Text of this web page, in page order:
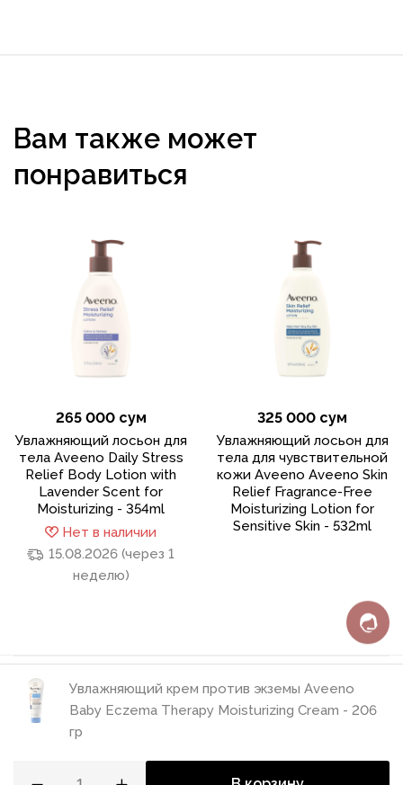
Вам также может
понравиться
265 000 сум
Увлажняющий лосьон для
тела Aveeno Daily Stress
Relief Body Lotion with
Lavender Scent for
Moisturizing - 354ml
Нет в наличии
15.08.2026 (через 1
неделю)
325 000 сум
Увлажняющий лосьон для
тела для чувствительной
кожи Aveeno Aveeno Skin
Relief Fragrance-Free
Moisturizing Lotion for
Sensitive Skin - 532ml
Увлажняющий крем против экземы Aveeno
Baby Eczema Therapy Moisturizing Cream - 206
гр
Политика конфиденциальности